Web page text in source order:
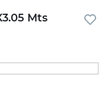
Mts